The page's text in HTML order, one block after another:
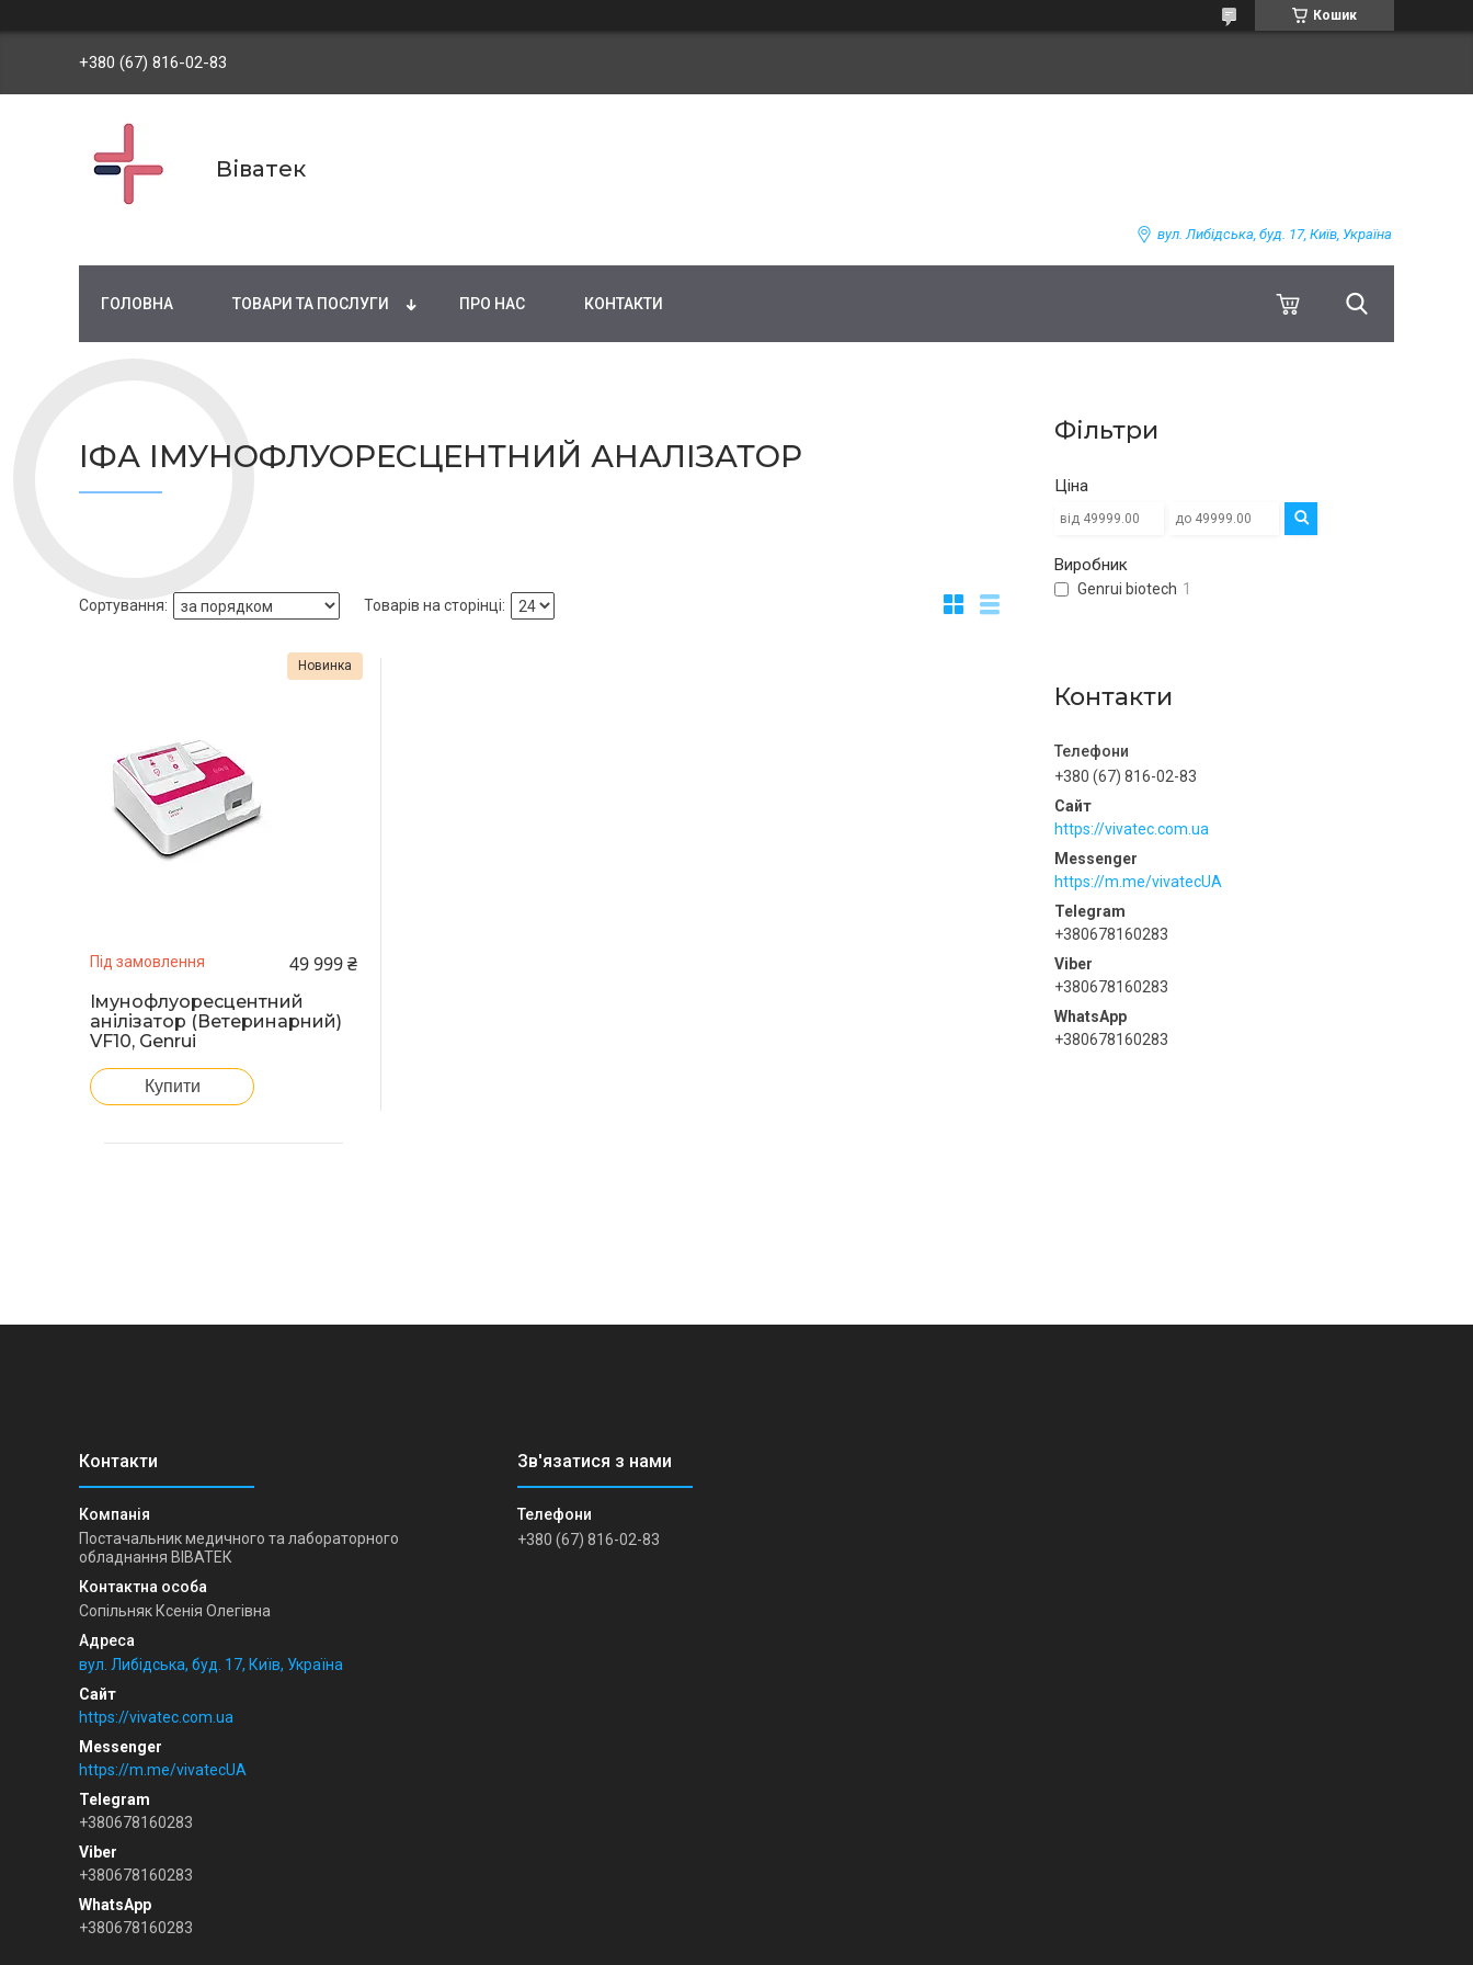
Кошик
+380 (67) 816-02-83
Віватек
вул. Либідська, буд. 17, Київ, Україна
ГОЛОВНА ТОВАРИ ТА ПОСЛУГИ ПРО НАС КОНТАКТИ
Фільтри
Ціна
Виробник
Genrui biotech 1
Контакти
+380 (67) 816-02-83
https://vivatec.com.ua
https://m.me/vivatecUA
+380678160283
+380678160283
+380678160283
ІФА ІМУНОФЛУОРЕСЦЕНТНИЙ АНАЛІЗАТОР
Новинка
Під замовлення 49 999 ₴
Імунофлуоресцентний
анілізатор (Ветеринарний)
VF10, Genrui
Купити
Постачальник медичного та лабораторного
обладнання ВІВАТЕК
Сопільняк Ксенія Олегівна
вул. Либідська, буд. 17, Київ, Україна
https://vivatec.com.ua
https://m.me/vivatecUA
+380678160283
+380678160283
+380678160283
+380 (67) 816-02-83